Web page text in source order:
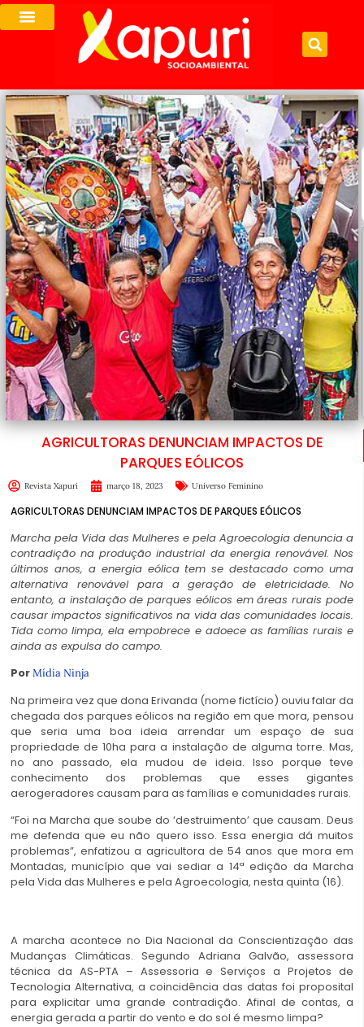
AGRICULTORAS DENUNCIAM IMPACTOS DE
PARQUES EÓLICOS
Revista Xapuri março 18, 2023 Universo Feminino
AGRICULTORAS DENUNCIAM IMPACTOS DE PARQUES EÓLICOS
Marcha pela Vida das Mulheres e pela Agroecologia denuncia a
contradição na produção industrial da energia renovável. Nos
últimos anos, a energia eólica tem se destacado como uma
alternativa renovável para a geração de eletricidade. No
entanto, a instalação de parques eólicos em áreas rurais pode
causar impactos significativos na vida das comunidades locais.
Tida como limpa, ela empobrece e adoece as famílias rurais e
ainda as expulsa do campo.
PorMídia Ninja
Na primeira vez que dona Erivanda (nome fictício) ouviu falar da
chegada dos parques eólicos na região em que mora, pensou
que seria uma boa ideia arrendar um espaço de sua
propriedade de 10ha para a instalação de alguma torre. Mas,
no ano passado, ela mudou de ideia. Isso porque teve
conhecimento dos problemas que esses gigantes
aerogeradores causam para as famílias e comunidades rurais.
“Foi na Marcha que soube do ‘destruimento’ que causam. Deus
me defenda que eu não quero isso. Essa energia dá muitos
problemas”, enfatizou a agricultora de 54 anos que mora em
Montadas, município que vai sediar a 14ª edição da Marcha
pela Vida das Mulheres e pela Agroecologia, nesta quinta (16).
A marcha acontece no Dia Nacional da Conscientização das
Mudanças Climáticas. Segundo Adriana Galvão, assessora
técnica da AS-PTA – Assessoria e Serviços a Projetos de
Tecnologia Alternativa, a coincidência das datas foi proposital
para explicitar uma grande contradição. Afinal de contas, a
energia gerada a partir do vento e do sol é mesmo limpa?